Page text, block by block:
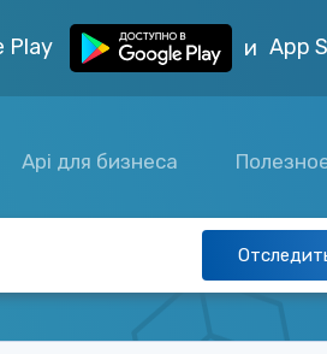
Play и App
Api для бизнеса